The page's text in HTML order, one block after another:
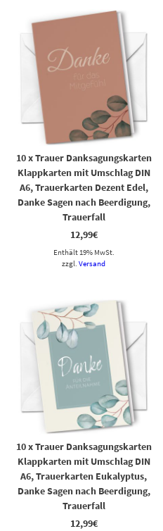
10 x Trauer Danksagungskarten
Klappkarten mit Umschlag DIN
A6, Trauerkarten Dezent Edel,
Danke Sagen nach Beerdigung,
Trauerfall
12,99€
Enthält 19% MwSt.
zzgl.Versand
10 x Trauer Danksagungskarten
Klappkarten mit Umschlag DIN
A6, Trauerkarten Eukalyptus,
Danke Sagen nach Beerdigung,
Trauerfall
12,99€